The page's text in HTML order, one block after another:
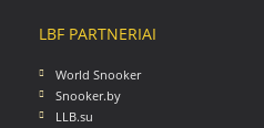
LBF PARTNERIAI
World Snooker
Snooker.by
LLB.su